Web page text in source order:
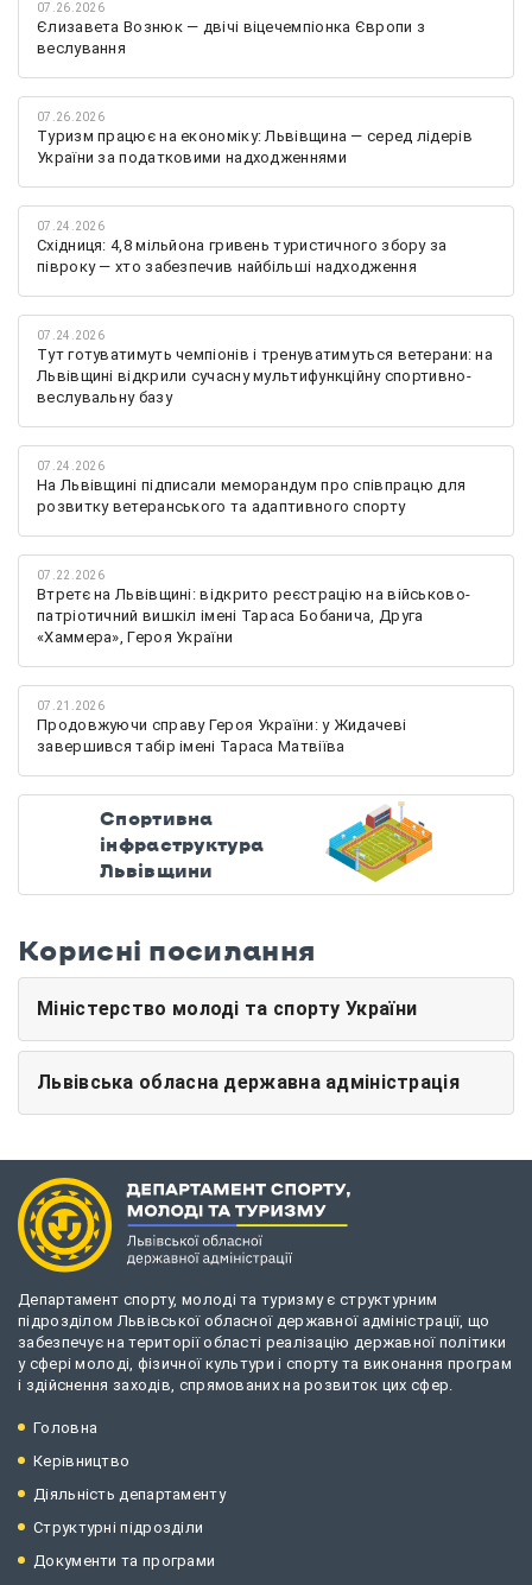
07.26.2026
Єлизавета Вознюк — двічі віцечемпіонка Європи з
веслування
07.26.2026
Туризм працює на економіку: Львівщина — серед лідерів
України за податковими надходженнями
07.24.2026
Східниця: 4,8 мільйона гривень туристичного збору за
півроку — хто забезпечив найбільші надходження
07.24.2026
Тут готуватимуть чемпіонів і тренуватимуться ветерани: на
Львівщині відкрили сучасну мультифункційну спортивно-
веслувальну базу
07.24.2026
На Львівщині підписали меморандум про співпрацю для
розвитку ветеранського та адаптивного спорту
07.22.2026
Втретє на Львівщині: відкрито реєстрацію на військово-
патріотичний вишкіл імені Тараса Бобанича, Друга
«Хаммера», Героя України
07.21.2026
Продовжуючи справу Героя України: у Жидачеві
завершився табір імені Тараса Матвіїва
Спортивна
інфраструктура
Львівщини
Корисні посилання
Міністерство молоді та спорту України
Львівська обласна державна адміністрація
Департамент спорту, молоді та туризму є структурним
підрозділом Львівської обласної державної адміністрації, що
забезпечує на території області реалізацію державної політики
у сфері молоді, фізичної культури і спорту та виконання програм
і здійснення заходів, спрямованих на розвиток цих сфер.
Головна
Керівництво
Діяльність департаменту
Структурні підрозділи
Документи та програми